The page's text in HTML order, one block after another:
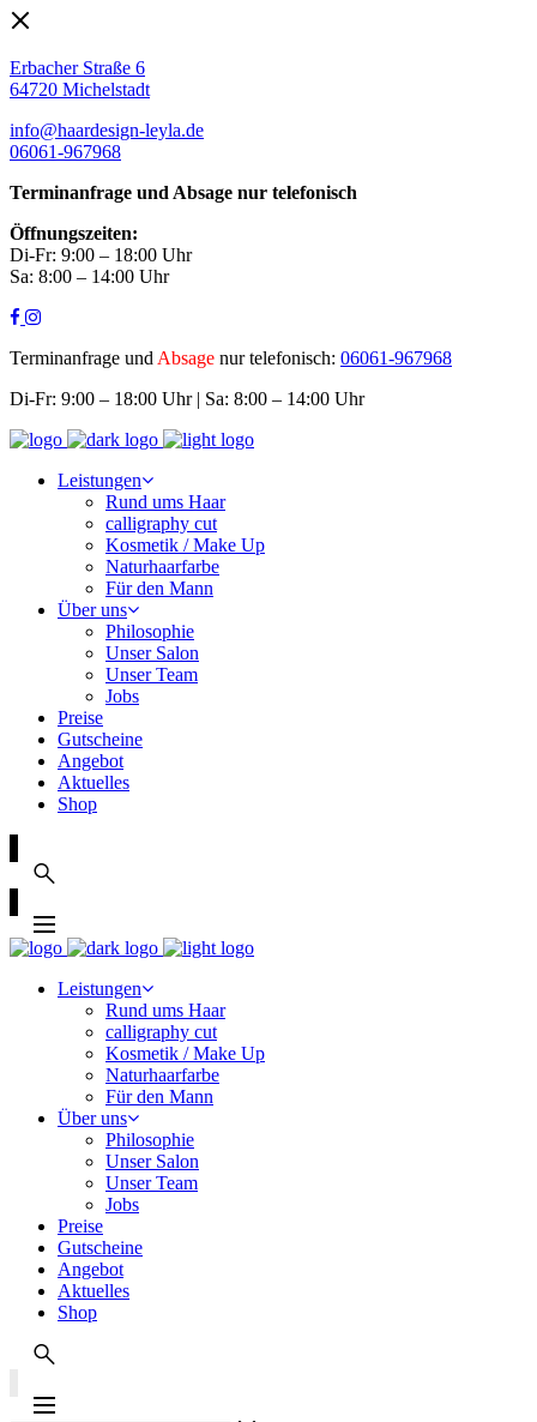
Erbacher Straße 6
64720 Michelstadt
info@haardesign-leyla.de
06061-967968
Terminanfrage und Absage nur telefonisch
Öffnungszeiten:
Di-Fr: 9:00 – 18:00 Uhr
Sa: 8:00 – 14:00 Uhr
Terminanfrage und Absage nur telefonisch: 06061-967968
Di-Fr: 9:00 – 18:00 Uhr | Sa: 8:00 – 14:00 Uhr
Leistungen
Rund ums Haar
calligraphy cut
Kosmetik / Make Up
Naturhaarfarbe
Für den Mann
Über uns
Philosophie
Unser Salon
Unser Team
Jobs
Preise
Gutscheine
Angebot
Aktuelles
Shop
Leistungen
Rund ums Haar
calligraphy cut
Kosmetik / Make Up
Naturhaarfarbe
Für den Mann
Über uns
Philosophie
Unser Salon
Unser Team
Jobs
Preise
Gutscheine
Angebot
Aktuelles
Shop